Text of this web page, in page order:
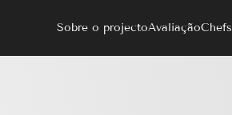
Sobre o projectoAvaliaçãoChefs